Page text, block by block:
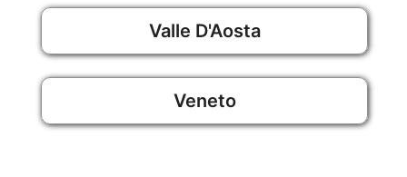
Valle D'Aosta
Veneto